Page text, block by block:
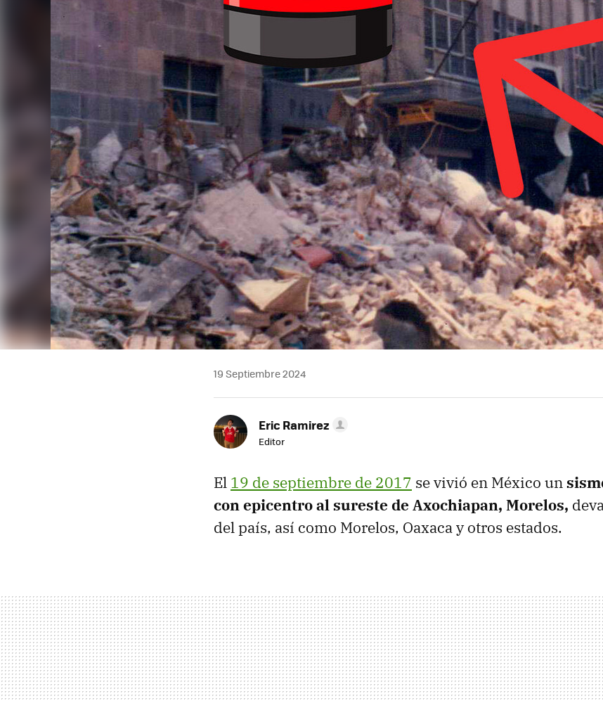
19 Septiembre 2024
Eric Ramirez
Editor
El 19 de septiembre de 2017 se vivió en México un
con epicentro al sureste de Axochiapan, Morelos,
del país, así como Morelos, Oaxaca y otros estados.